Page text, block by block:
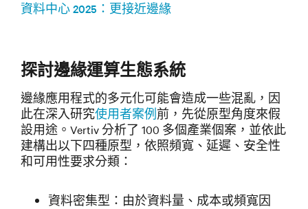
資料中心 2025：更接近邊緣
探討邊緣運算生態系統
邊緣應用程式的多元化可能會造成一些混亂，因
此在深入研究使用者案例 前，先從原型角度來假
設用途。Vertiv 分析了 100 多個產業個案，並依此
建構出以下四種原型，依照頻寬、延遲、安全性
和可用性要求分類：
資料密集型：由於資料量、成本或頻寬因